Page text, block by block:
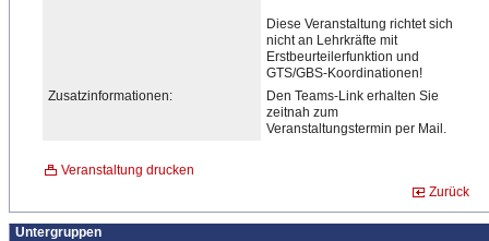
Diese Veranstaltung richtet sich
nicht an Lehrkräfte mit
Erstbeurteilerfunktion und
GTS/GBS-Koordinationen!
Zusatzinformationen:
Den Teams-Link erhalten Sie
zeitnah zum
Veranstaltungstermin per Mail.
Veranstaltung drucken
Zurück
Untergruppen